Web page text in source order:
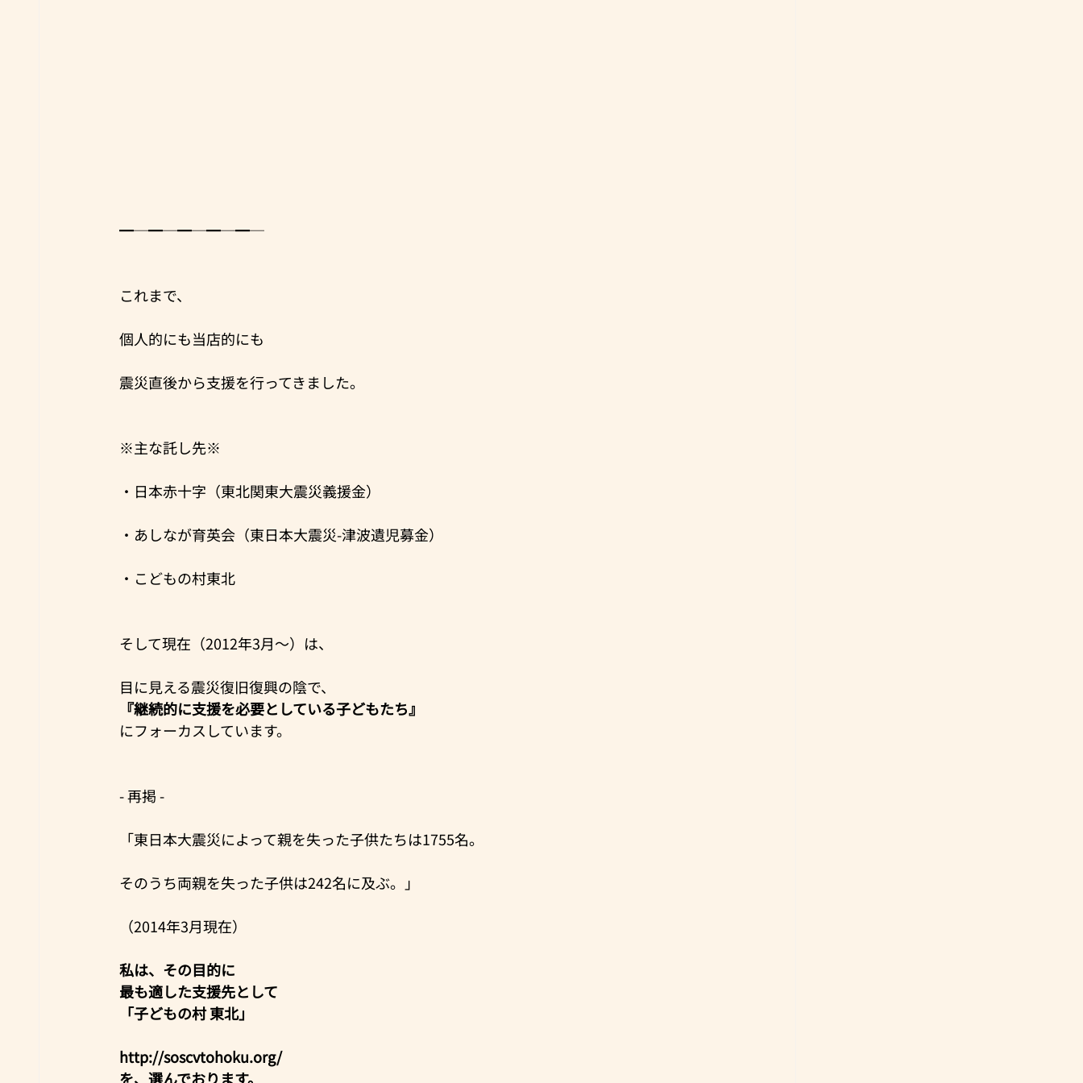
━─━─━─━─━─
これまで、
個人的にも当店的にも
震災直後から支援を行ってきました。
※主な託し先※
・日本赤十字（東北関東大震災義援金）
・あしなが育英会（東日本大震災-津波遺児募金）
・こどもの村東北
そして現在（2012年3月～）は、
目に見える震災復旧復興の陰で、
『継続的に支援を必要としている子どもたち』
にフォーカスしています。
- 再掲 -
「東日本大震災によって親を失った子供たちは1755名。
そのうち両親を失った子供は242名に及ぶ。」
（2014年3月現在）
私は、その目的に
最も適した支援先として
「子どもの村 東北」
http://soscvtohoku.org/
を、選んでおります。